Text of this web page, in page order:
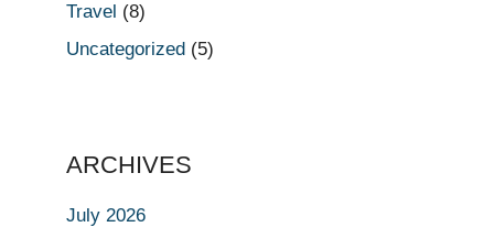
Travel (8)
Uncategorized (5)
ARCHIVES
July 2026